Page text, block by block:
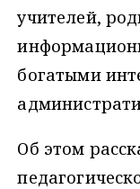
учителей,
богатыми
Об этом